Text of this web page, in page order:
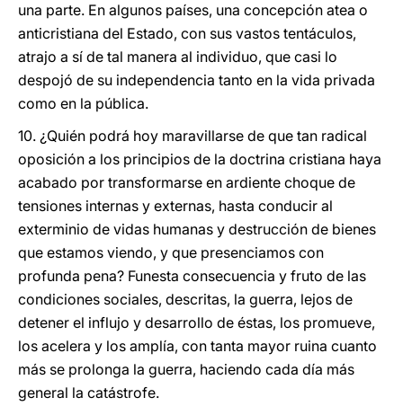
una parte. En algunos países, una concepción atea o
anticristiana del Estado, con sus vastos tentáculos,
atrajo a sí de tal manera al individuo, que casi lo
despojó de su independencia tanto en la vida privada
como en la pública.
10. ¿Quién podrá hoy maravillarse de que tan radical
oposición a los principios de la doctrina cristiana haya
acabado por transformarse en ardiente choque de
tensiones internas y externas, hasta conducir al
exterminio de vidas humanas y destrucción de bienes
que estamos viendo, y que presenciamos con
profunda pena? Funesta consecuencia y fruto de las
condiciones sociales, descritas, la guerra, lejos de
detener el influjo y desarrollo de éstas, los promueve,
los acelera y los amplía, con tanta mayor ruina cuanto
más se prolonga la guerra, haciendo cada día más
general la catástrofe.